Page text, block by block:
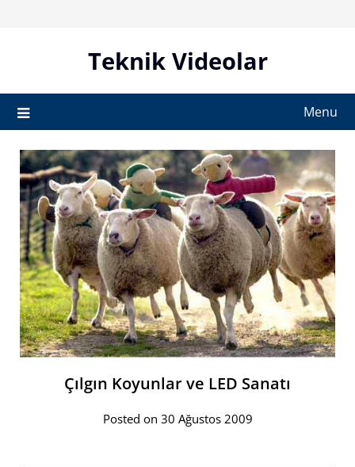
Teknik Videolar
Menu
Çılgın Koyunlar ve LED Sanatı
Posted on 30 Ağustos 2009